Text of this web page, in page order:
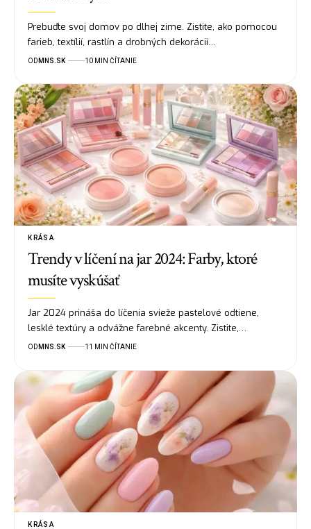
Prebuďte svoj domov po dlhej zime. Zistite, ako pomocou
farieb, textílií, rastlín a drobných dekorácií…
OD MNS.SK 10 MIN ČÍTANIE
KRÁSA
Trendy v líčení na jar 2024: Farby, ktoré
musíte vyskúšať
Jar 2024 prináša do líčenia svieže pastelové odtiene,
lesklé textúry a odvážne farebné akcenty. Zistite,…
OD MNS.SK 11 MIN ČÍTANIE
KRÁSA